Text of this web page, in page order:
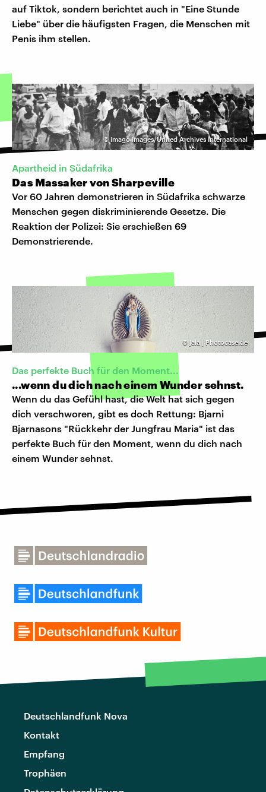
auf Tiktok, sondern berichtet auch in "Eine Stunde
Liebe" über die häufigsten Fragen, die Menschen mit
Penis ihm stellen.
©imago images/United Archives International
Apartheid in Südafrika
Das Massaker von Sharpeville
Vor 60 Jahren demonstrieren in Südafrika schwarze
Menschen gegen diskriminierende Gesetze. Die
Reaktion der Polizei: Sie erschießen 69
Demonstrierende.
© jala | Photocase.de
Das perfekte Buch für den Moment...
...wenn du dich nach einem Wunder sehnst.
Wenn du das Gefühl hast, die Welt hat sich gegen
dich verschworen, gibt es doch Rettung: Bjarni
Bjarnasons "Rückkehr der Jungfrau Maria" ist das
perfekte Buch für den Moment, wenn du dich nach
einem Wunder sehnst.
Deutschlandfunk Nova
Kontakt
Empfang
Trophäen